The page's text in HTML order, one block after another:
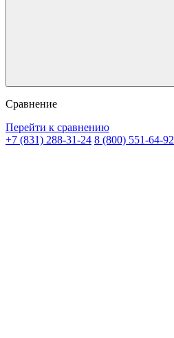
Сравнение
Перейти к сравнению
+7 (831) 288-31-24 8 (800) 551-64-92